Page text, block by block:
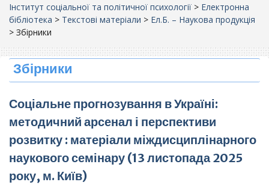
Інститут соціальної та політичної психології > Електронна
бібліотека > Текстові матеріали > Ел.Б. – Наукова продукція
> Збірники
Збірники
Соціальне прогнозування в Україні:
методичний арсенал і перспективи
розвитку : матеріали міждисциплінарного
наукового семінару (13 листопада 2025
року, м. Київ)